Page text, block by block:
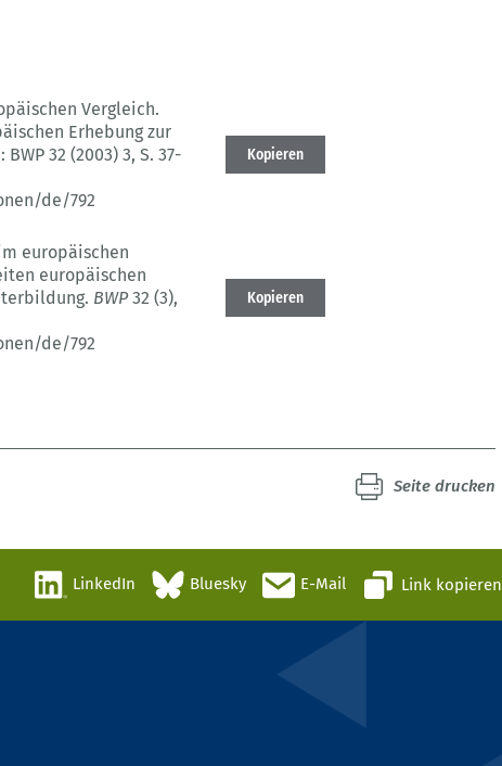
Vergleich.
Erhebung zur
BWP 32 (2003) 3, S. 37-
de/792
Kopieren
europäischen
europäischen
BWP32 (3),
de/792
Kopieren
Seite drucken
LinkedIn Bluesky E-Mail Link kopieren